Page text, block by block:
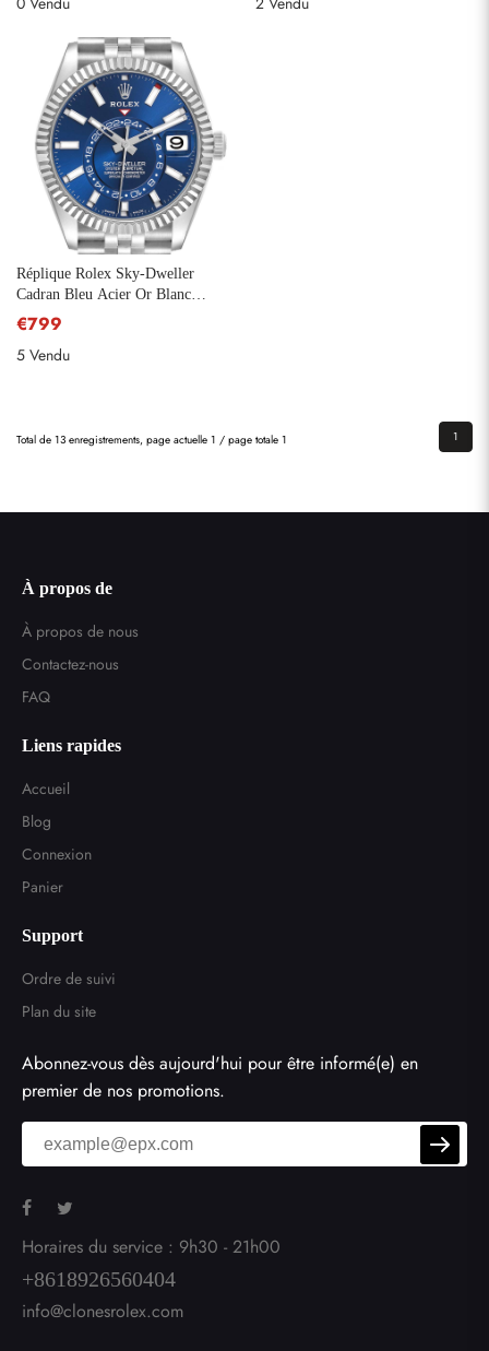
Réplique Rolex Sky-Dweller
Cadran Bleu Acier Or Blanc
Montre Homme 326934
€799
5 Vendu
Total de 13 enregistrements, page actuelle 1 / page totale 1 1
À propos de
À propos de nous
Contactez-nous
FAQ
Liens rapides
Accueil
Blog
Connexion
Panier
Support
Ordre de suivi
Plan du site
Abonnez-vous dès aujourd'hui pour être informé(e) en
premier de nos promotions.
Horaires du service : 9h30 - 21h00
+8618926560404
info@clonesrolex.com